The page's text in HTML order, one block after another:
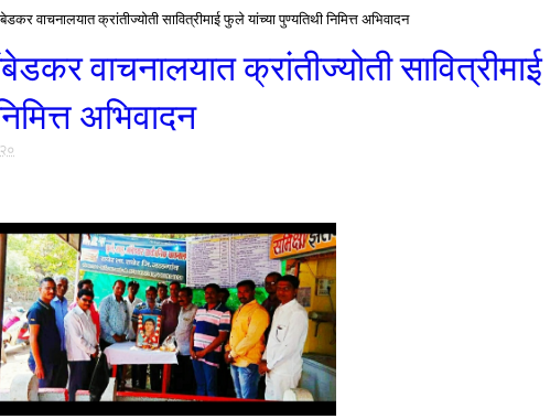
वाचनालयात क्रांतीज्योती सावित्रीमाई फुले यांच्या पुण्यतिथी निमित्त अभिवादन
वाचनालयात क्रांतीज्योती सावित्रीमाई
अभिवादन